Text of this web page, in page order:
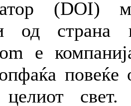
(DOI)
од страна
е
повеќе